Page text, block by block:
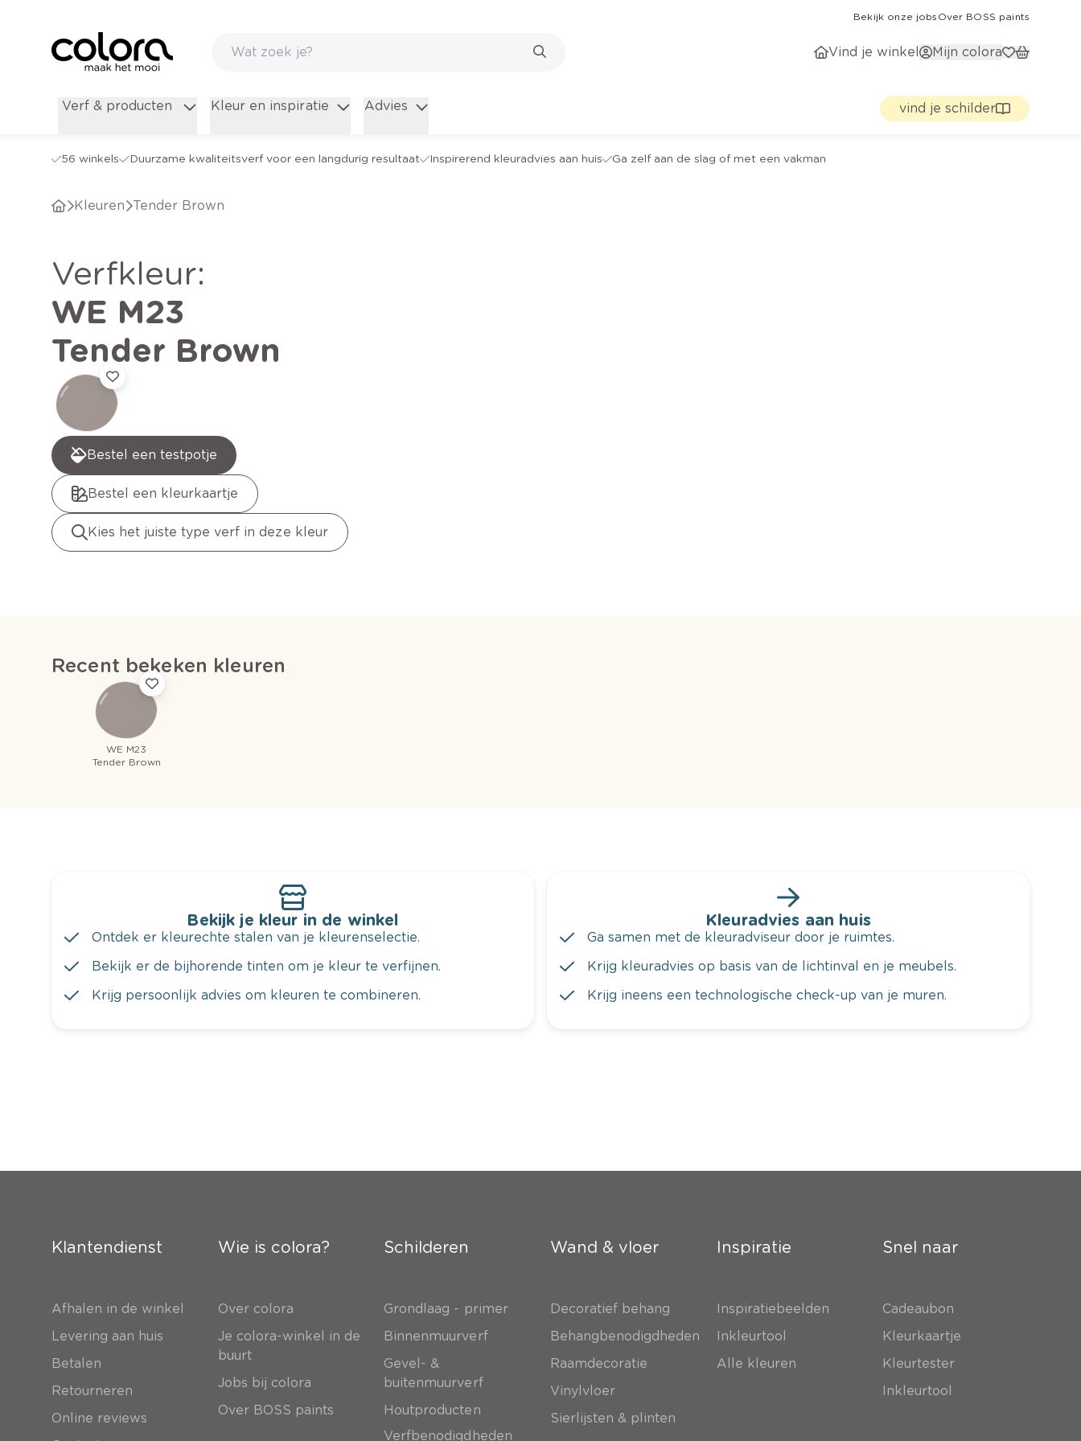
Bekijk onze jobs Over BOSS paints
Vind je winkel Mijn colora
Verf & producten Kleur en inspiratie Advies vind je schilder
56 winkels Duurzame kwaliteitsverf voor een langdurig resultaat Inspirerend kleuradvies aan huis Ga zelf aan de slag of met een vakman
Kleuren Tender Brown
verfkleur:
WE M23
Tender Brown
Bestel een testpotje
Bestel een kleurkaartje
Kies het juiste type verf in deze kleur
Recent bekeken kleuren
WE M23
Tender Brown
Bekijk je kleur in de winkel
Ontdek er kleurechte stalen van je kleurenselectie.
Bekijk er de bijhorende tinten om je kleur te verfijnen.
Krijg persoonlijk advies om kleuren te combineren.
Kleuradvies aan huis
Ga samen met de kleuradviseur door je ruimtes.
Krijg kleuradvies op basis van de lichtinval en je meubels.
Krijg ineens een technologische check-up van je muren.
Klantendienst
Afhalen in de winkel
Levering aan huis
Betalen
Retourneren
Online reviews
Wie is colora?
Over colora
Je colora-winkel in de
buurt
Jobs bij colora
Over BOSS paints
Schilderen
Grondlaag - primer
Binnenmuurverf
Gevel- &
buitenmuurverf
Houtproducten
Verfbenodigdheden
Wand & vloer
Decoratief behang
Behangbenodigdheden
Raamdecoratie
Vinylvloer
Sierlijsten & plinten
Inspiratie
Inspiratiebeelden
Inkleurtool
Alle kleuren
Snel naar
Cadeaubon
Kleurkaartje
Kleurtester
Inkleurtool